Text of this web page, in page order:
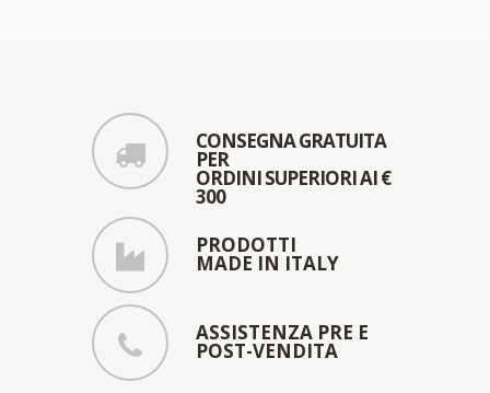
CONSEGNA GRATUITA
PER
ORDINI SUPERIORI AI €
300
PRODOTTI
MADE IN ITALY
ASSISTENZA PRE E
POST-VENDITA